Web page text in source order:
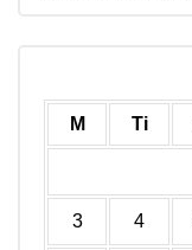
M
Ti
3 4